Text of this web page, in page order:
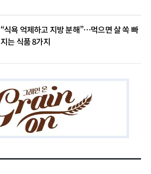
“식욕 억제하고 지방 분해”…먹으면 살 쏙 빠
지는 식품 8가지